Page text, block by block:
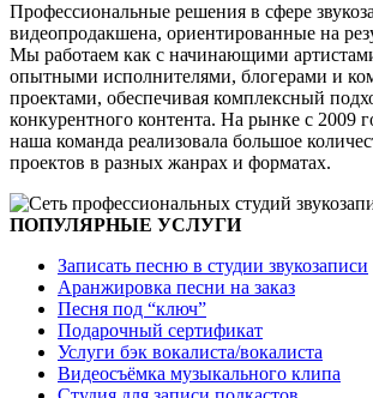
Профессиональные решения в сфере
видеопродакшена, ориентированные на
Мы работаем как с начинающими
опытными исполнителями, блогерами и
проектами, обеспечивая комплексный
конкурентного контента. На рынке с 2009
наша команда реализовала большое
проектов в разных жанрах и форматах.
ПОПУЛЯРНЫЕ УСЛУГИ
Записать песню в студии звукозаписи
Аранжировка песни на заказ
Песня под “ключ”
Подарочный сертификат
Услуги бэк вокалиста/вокалиста
Видеосъёмка музыкального клипа